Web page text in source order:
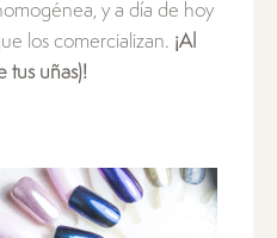
y a día de hoy
los comercializan. ¡Al
tus uñas)!